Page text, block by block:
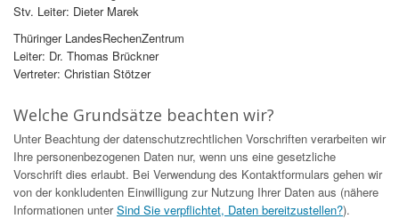
Stv. Leiter: Dieter Marek
Thüringer LandesRechenZentrum
Leiter: Dr. Thomas Brückner
Vertreter: Christian Stötzer
Welche Grundsätze beachten wir?
Unter Beachtung der datenschutzrechtlichen Vorschriften verarbeiten wir
Ihre personenbezogenen Daten nur, wenn uns eine gesetzliche
Vorschrift dies erlaubt. Bei Verwendung des Kontaktformulars gehen wir
von der konkludenten Einwilligung zur Nutzung Ihrer Daten aus (nähere
Informationen unterSind Sie verpflichtet, Daten bereitzustellen?).